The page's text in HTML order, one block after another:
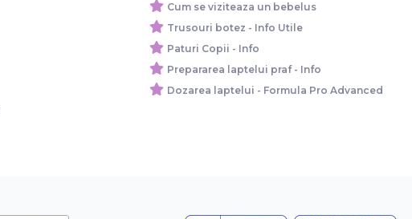
Cum se viziteaza un bebelus
Trusouri botez - Info Utile
Paturi Copii - Info
Prepararea laptelui praf - Info
Dozarea laptelui - Formula Pro Advanced